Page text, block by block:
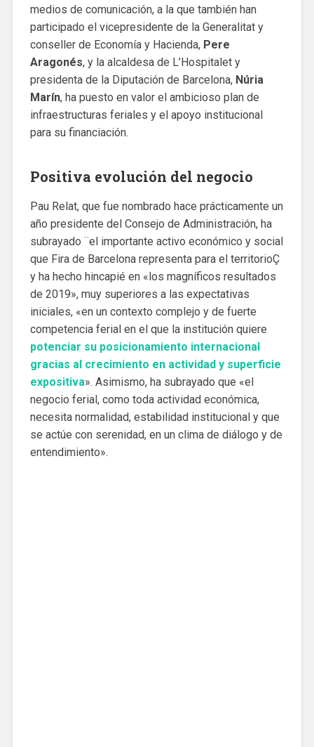
medios de comunicación, a la que también han
participado el vicepresidente de la Generalitat y
conseller de Economía y Hacienda, Pere
Aragonés, y la alcaldesa de L’Hospitalet y
presidenta de la Diputación de Barcelona, Núria
Marín, ha puesto en valor el ambicioso plan de
infraestructuras feriales y el apoyo institucional
para su financiación.
Positiva evolución del negocio
Pau Relat, que fue nombrado hace prácticamente un
año presidente del Consejo de Administración, ha
subrayado ¨el importante activo económico y social
que Fira de Barcelona representa para el territorioÇ
y ha hecho hincapié en «los magníficos resultados
de 2019», muy superiores a las expectativas
iniciales, «en un contexto complejo y de fuerte
competencia ferial en el que la institución quiere
potenciar su posicionamiento internacional
gracias al crecimiento en actividad y superficie
expositiva». Asimismo, ha subrayado que «el
negocio ferial, como toda actividad económica,
necesita normalidad, estabilidad institucional y que
se actúe con serenidad, en un clima de diálogo y de
entendimiento».